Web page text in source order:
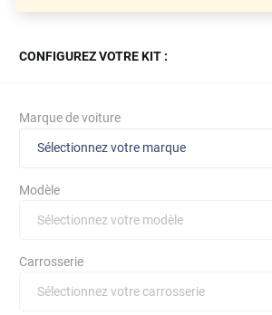
CONFIGUREZ VOTRE KIT :
Marque de voiture
Sélectionnez votre marque
Modèle
Sélectionnez votre modèle
Carrosserie
Sélectionnez votre carrosserie